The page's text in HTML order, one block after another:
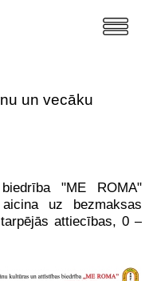
un vecāku
"ME ROMA"
uz bezmaksas
attiecības, 0 –